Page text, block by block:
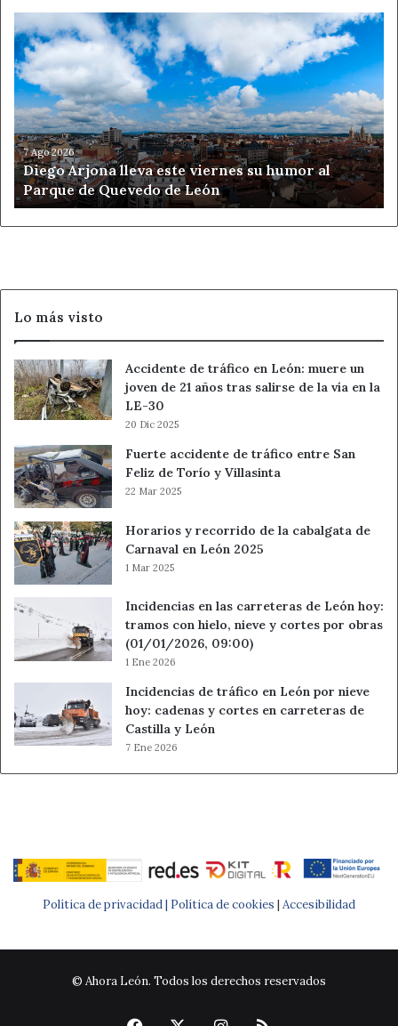
Diego
Arjona
lleva
este
viernes
su
humor
al
Parque
de
Quevedo
de
7 Ago 2026
Diego Arjona lleva este viernes su humor al
Parque de Quevedo de León
Lo más visto
Accidente de tráfico en León: muere un
joven de 21 años tras salirse de la vía en la
LE-30
20 Dic 2025
Fuerte accidente de tráfico entre San
Feliz de Torío y Villasinta
22 Mar 2025
Horarios y recorrido de la cabalgata de
Carnaval en León 2025
1 Mar 2025
Incidencias en las carreteras de León hoy:
tramos con hielo, nieve y cortes por obras
(01/01/2026, 09:00)
1 Ene 2026
Incidencias de tráfico en León por nieve
hoy: cadenas y cortes en carreteras de
Castilla y León
7 Ene 2026
Política de privacidad | Política de cookies | Accesibilidad
© Ahora León. Todos los derechos reservados